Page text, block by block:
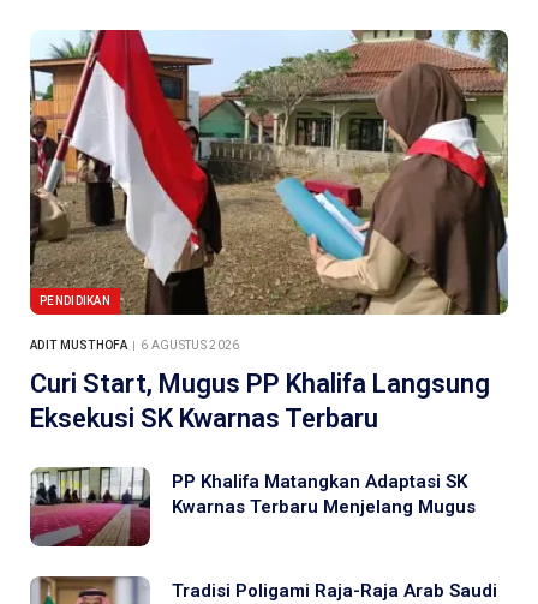
PENDIDIKAN
ADIT MUSTHOFA 6 AGUSTUS 2026
Curi Start, Mugus PP Khalifa Langsung
Eksekusi SK Kwarnas Terbaru
PP Khalifa Matangkan Adaptasi SK
Kwarnas Terbaru Menjelang Mugus
Tradisi Poligami Raja-Raja Arab Saudi